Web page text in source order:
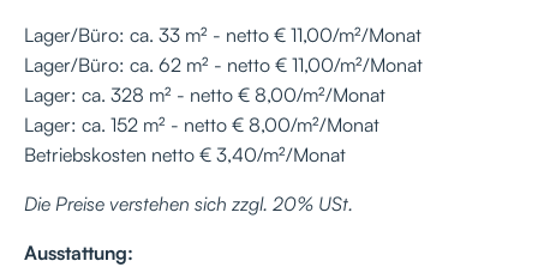
Lager/Büro: ca. 33 m² - netto € 11,00/m²/Monat
Lager/Büro: ca. 62 m² - netto € 11,00/m²/Monat
Lager: ca. 328 m² - netto € 8,00/m²/Monat
Lager: ca. 152 m² - netto € 8,00/m²/Monat
Betriebskosten netto € 3,40/m²/Monat
Die Preise verstehen sich zzgl. 20% USt.
Ausstattung: